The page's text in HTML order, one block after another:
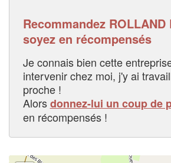
Recommandez ROLLAND
soyez en récompensés
Je connais bien cette
intervenir chez moi, j'y ai
proche !
Alorsdonnez-lui un coup de
en récompensés !